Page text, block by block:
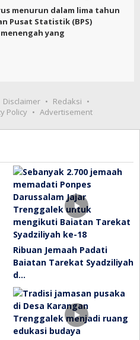
menurun dalam lima tahun
Pusat Statistik (BPS)
yang
Disclaimer
Redaksi
Policy Advertisement
Ribuan Jemaah Padati
Baiatan Tarekat Syadziliyah
d…